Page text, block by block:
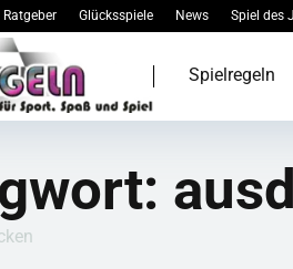
Ratgeber Glücksspiele News Spiel des
Spielregeln